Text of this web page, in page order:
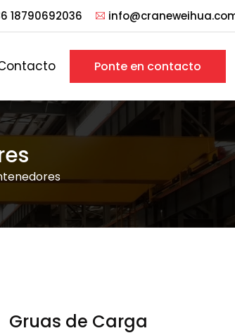
18790692036
Ponte en contacto
Gruas de Carga